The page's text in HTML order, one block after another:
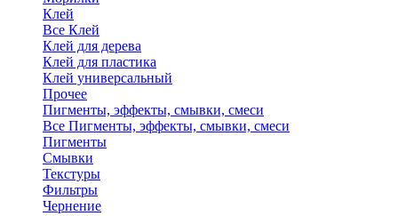
Клей
Все Клей
Клей для дерева
Клей для пластика
Клей универсальный
Прочее
Пигменты, эффекты, смывки, смеси
Все Пигменты, эффекты, смывки, смеси
Пигменты
Смывки
Текстуры
Фильтры
Чернение